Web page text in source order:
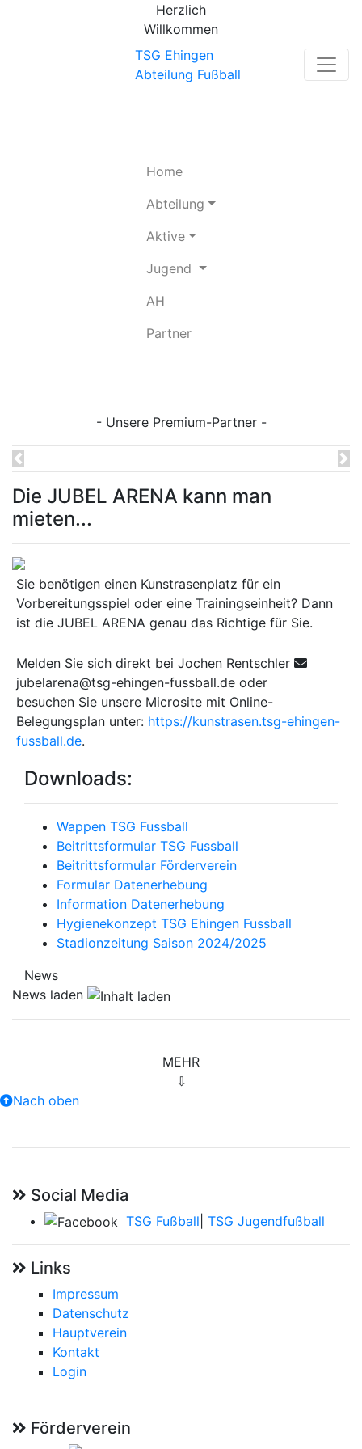
Herzlich
Willkommen
TSG Ehingen
Abteilung Fußball
Home(current)
Abteilung
Aktive
Jugend
AH
Partner(current)
- Unsere Premium-Partner -
Previous
Die JUBEL ARENA kann man
mieten...
Sie benötigen einen Kunstrasenplatz für ein
Vorbereitungsspiel oder eine Trainingseinheit? Dann
ist die JUBEL ARENA genau das Richtige für Sie.
Melden Sie sich direkt bei Jochen Rentschler
jubelarena@tsg-ehingen-fussball.de oder
besuchen Sie unsere Microsite mit Online-
Belegungsplan unter: https://kunstrasen.tsg-ehingen-
fussball.de.
Downloads:
Wappen TSG Fussball
Beitrittsformular TSG Fussball
Beitrittsformular Förderverein
Formular Datenerhebung
Information Datenerhebung
Hygienekonzept TSG Ehingen Fussball
Stadionzeitung Saison 2024/2025
News
News laden
MEHR
⇩
Nach oben
Social Media
TSG Fußball TSG Jugendfußball
Links
Impressum
Datenschutz
Hauptverein
Kontakt
Login
Förderverein